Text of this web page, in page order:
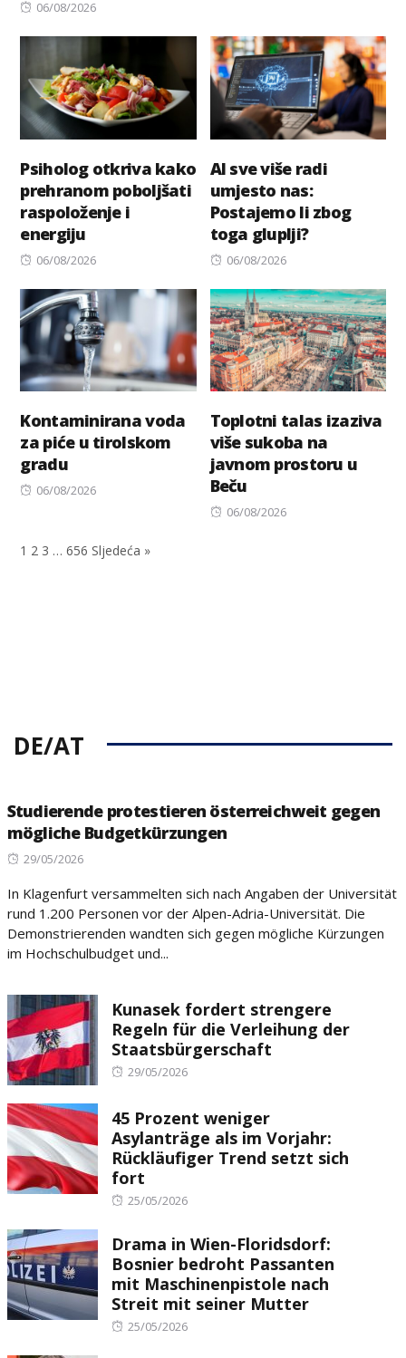
Posted
06/08/2026
Psiholog otkriva kako
prehranom poboljšati
raspoloženje i
energiju
Posted
06/08/2026
AI sve više radi
umjesto nas:
Postajemo li zbog
toga gluplji?
Posted
06/08/2026
Kontaminirana voda
za piće u tirolskom
gradu
Posted
06/08/2026
Toplotni talas izaziva
više sukoba na
javnom prostoru u
Beču
Posted
06/08/2026
1 2 3 … 656 Sljedeća »
DE/AT
Studierende protestieren österreichweit gegen
mögliche Budgetkürzungen
Posted
29/05/2026
In Klagenfurt versammelten sich nach Angaben der Universität
rund 1.200 Personen vor der Alpen-Adria-Universität. Die
Demonstrierenden wandten sich gegen mögliche Kürzungen
im Hochschulbudget und...
Kunasek fordert strengere
Regeln für die Verleihung der
Staatsbürgerschaft
Posted
29/05/2026
45 Prozent weniger
Asylanträge als im Vorjahr:
Rückläufiger Trend setzt sich
fort
Posted
25/05/2026
Drama in Wien-Floridsdorf:
Bosnier bedroht Passanten
mit Maschinenpistole nach
Streit mit seiner Mutter
Posted
25/05/2026